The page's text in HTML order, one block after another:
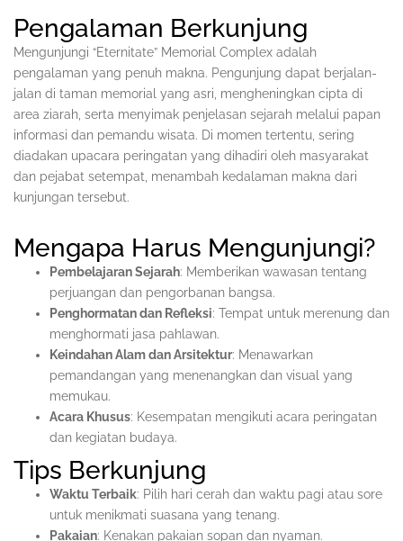
Pengalaman Berkunjung
Mengunjungi “Eternitate” Memorial Complex adalah
pengalaman yang penuh makna. Pengunjung dapat berjalan-
jalan di taman memorial yang asri, mengheningkan cipta di
area ziarah, serta menyimak penjelasan sejarah melalui papan
informasi dan pemandu wisata. Di momen tertentu, sering
diadakan upacara peringatan yang dihadiri oleh masyarakat
dan pejabat setempat, menambah kedalaman makna dari
kunjungan tersebut.
Mengapa Harus Mengunjungi?
Pembelajaran Sejarah: Memberikan wawasan tentang
perjuangan dan pengorbanan bangsa.
Penghormatan dan Refleksi: Tempat untuk merenung dan
menghormati jasa pahlawan.
Keindahan Alam dan Arsitektur: Menawarkan
pemandangan yang menenangkan dan visual yang
memukau.
Acara Khusus: Kesempatan mengikuti acara peringatan
dan kegiatan budaya.
Tips Berkunjung
Waktu Terbaik: Pilih hari cerah dan waktu pagi atau sore
untuk menikmati suasana yang tenang.
Pakaian: Kenakan pakaian sopan dan nyaman.